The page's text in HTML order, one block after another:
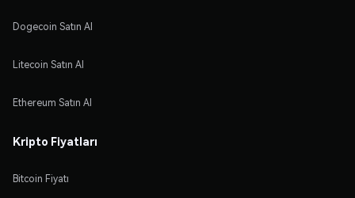
Dogecoin Satın Al
Litecoin Satın Al
Ethereum Satın Al
Kripto Fiyatları
Bitcoin Fiyatı